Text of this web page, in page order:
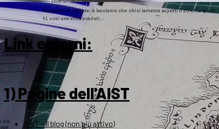
Passatemi la battuta: e lasciamo che chi si lamenta aspetti il 2043 (o giù di
lì), così una volta scaduti…
Link esterni:
1) Pagine dell'AIST
ArsT – Il blog (non più attivo)